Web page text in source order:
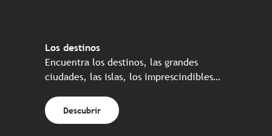
Los destinos
Encuentra los destinos, las grandes
ciudades, las islas, los imprescindibles…
Descubrir